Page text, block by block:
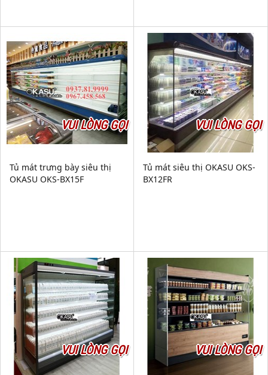
VUI LÒNG GỌI
Tủ mát trưng bày siêu thị
OKASU OKS-BX15F
VUI LÒNG GỌI
Tủ mát siêu thị OKASU OKS-
BX12FR
VUI LÒNG GỌI VUI LÒNG GỌI